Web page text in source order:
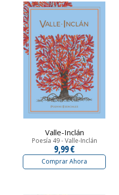
Valle-Inclán
Poesía 49 - Valle-Inclán
9,99 €
Comprar Ahora